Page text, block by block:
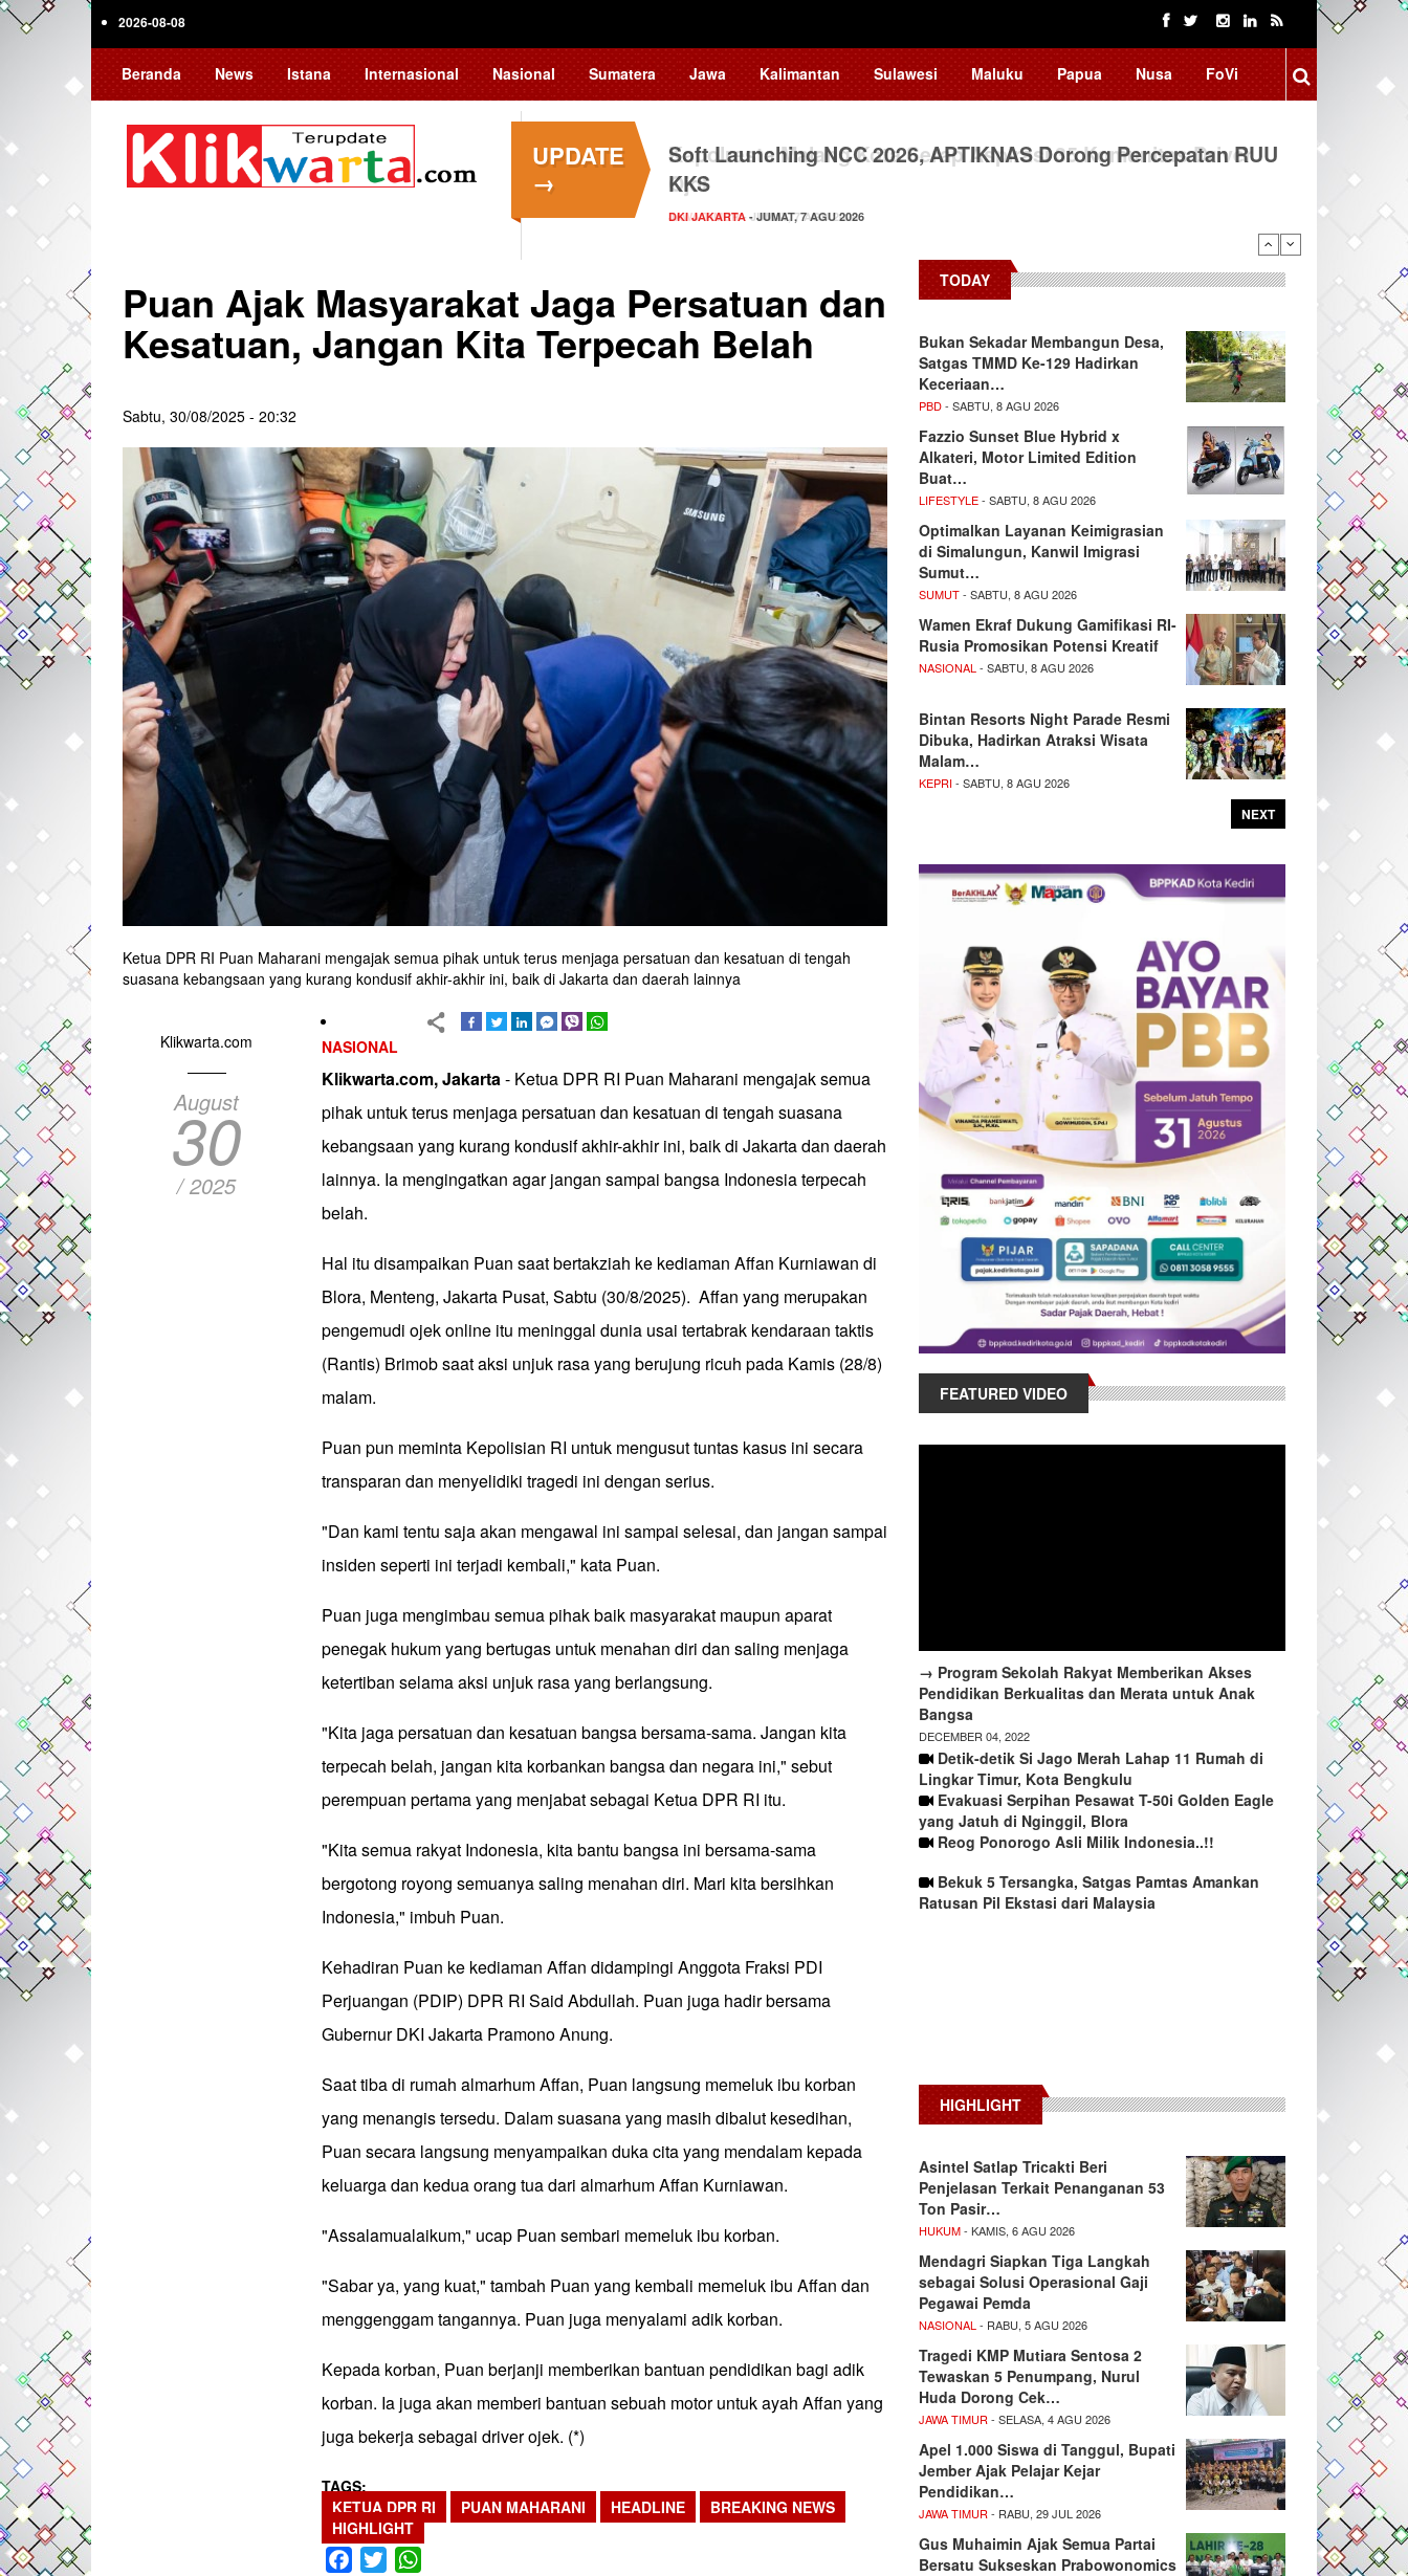
Skip
2026-08-08
Beranda News Istana Internasional Nasional Sumatera Jawa Kalimantan Sulawesi Maluku Papua Nusa FoVi
UPDATE
→
Soft Launching NCC 2026, APTIKNAS Dorong Percepatan RUU
KKS
DKI JAKARTA - JUMAT, 7 AGU 2026
Puan Ajak Masyarakat Jaga Persatuan dan
Kesatuan, Jangan Kita Terpecah Belah
Sabtu, 30/08/2025 - 20:32
Ketua DPR RI Puan Maharani mengajak semua pihak untuk terus menjaga persatuan dan kesatuan di tengah
suasana kebangsaan yang kurang kondusif akhir-akhir ini, baik di Jakarta dan daerah lainnya
Klikwarta.com
August
30
/ 2025
NASIONAL
Klikwarta.com, Jakarta- Ketua DPR RI Puan Maharani mengajak semua
pihak untuk terus menjaga persatuan dan kesatuan di tengah suasana
kebangsaan yang kurang kondusif akhir-akhir ini, baik di Jakarta dan daerah
lainnya. Ia mengingatkan agar jangan sampai bangsa Indonesia terpecah
belah.
Hal itu disampaikan Puan saat bertakziah ke kediaman Affan Kurniawan di
Blora, Menteng, Jakarta Pusat, Sabtu (30/8/2025). Affan yang merupakan
pengemudi ojek online itu meninggal dunia usai tertabrak kendaraan taktis
(Rantis) Brimob saat aksi unjuk rasa yang berujung ricuh pada Kamis (28/8)
malam.
Puan pun meminta Kepolisian RI untuk mengusut tuntas kasus ini secara
transparan dan menyelidiki tragedi ini dengan serius.
"Dan kami tentu saja akan mengawal ini sampai selesai, dan jangan sampai
insiden seperti ini terjadi kembali," kata Puan.
Puan juga mengimbau semua pihak baik masyarakat maupun aparat
penegak hukum yang bertugas untuk menahan diri dan saling menjaga
ketertiban selama aksi unjuk rasa yang berlangsung.
"Kita jaga persatuan dan kesatuan bangsa bersama-sama. Jangan kita
terpecah belah, jangan kita korbankan bangsa dan negara ini," sebut
perempuan pertama yang menjabat sebagai Ketua DPR RI itu.
"Kita semua rakyat Indonesia, kita bantu bangsa ini bersama-sama
bergotong royong semuanya saling menahan diri. Mari kita bersihkan
Indonesia," imbuh Puan.
Kehadiran Puan ke kediaman Affan didampingi Anggota Fraksi PDI
Perjuangan (PDIP) DPR RI Said Abdullah. Puan juga hadir bersama
Gubernur DKI Jakarta Pramono Anung.
Saat tiba di rumah almarhum Affan, Puan langsung memeluk ibu korban
yang menangis tersedu. Dalam suasana yang masih dibalut kesedihan,
Puan secara langsung menyampaikan duka cita yang mendalam kepada
keluarga dan kedua orang tua dari almarhum Affan Kurniawan.
"Assalamualaikum," ucap Puan sembari memeluk ibu korban.
"Sabar ya, yang kuat," tambah Puan yang kembali memeluk ibu Affan dan
menggenggam tangannya. Puan juga menyalami adik korban.
Kepada korban, Puan berjanji memberikan bantuan pendidikan bagi adik
korban. Ia juga akan memberi bantuan sebuah motor untuk ayah Affan yang
juga bekerja sebagai driver ojek. (*)
TAGS
KETUA DPR RI
PUAN MAHARANI HEADLINE
BREAKING NEWS
HIGHLIGHT
Facebook
Twitter
TODAY
Bukan Sekadar Membangun Desa,
Satgas TMMD Ke-129 Hadirkan
Keceriaan…
PBD- SABTU, 8 AGU 2026
Fazzio Sunset Blue Hybrid x
Alkateri, Motor Limited Edition
Buat…
LIFESTYLE- SABTU, 8 AGU 2026
Optimalkan Layanan Keimigrasian
di Simalungun, Kanwil Imigrasi
Sumut…
SUMUT- SABTU, 8 AGU 2026
Wamen Ekraf Dukung Gamifikasi RI-
Rusia Promosikan Potensi Kreatif
NASIONAL - SABTU, 8 AGU 2026
Bintan Resorts Night Parade Resmi
Dibuka, Hadirkan Atraksi Wisata
Malam…
KEPRI- SABTU, 8 AGU 2026
NEXT
FEATURED VIDEO
→ Program Sekolah Rakyat Memberikan Akses
Pendidikan Berkualitas dan Merata untuk Anak
Bangsa
DECEMBER 04, 2022
Detik-detik Si Jago Merah Lahap 11 Rumah di
Lingkar Timur, Kota Bengkulu
Evakuasi Serpihan Pesawat T-50i Golden Eagle
yang Jatuh di Nginggil, Blora
Reog Ponorogo Asli Milik Indonesia..!!
Bekuk 5 Tersangka, Satgas Pamtas Amankan
Ratusan Pil Ekstasi dari Malaysia
HIGHLIGHT
Asintel Satlap Tricakti Beri
Penjelasan Terkait Penanganan 53
Ton Pasir…
HUKUM- KAMIS, 6 AGU 2026
Mendagri Siapkan Tiga Langkah
sebagai Solusi Operasional Gaji
Pegawai Pemda
NASIONAL - RABU, 5 AGU 2026
Tragedi KMP Mutiara Sentosa 2
Tewaskan 5 Penumpang, Nurul
Huda Dorong Cek…
JAWA TIMUR - SELASA, 4 AGU 2026
Apel 1.000 Siswa di Tanggul, Bupati
Jember Ajak Pelajar Kejar
Pendidikan…
JAWA TIMUR - RABU, 29 JUL 2026
Gus Muhaimin Ajak Semua Partai
Bersatu Sukseskan Prabowonomics